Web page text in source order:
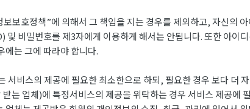
보호정책”에 의해서 그 책임을 지는 경우를 제외하고, 자신의
비밀번호를 제3자에게 이용하게 해서는 안됩니다. 또한 아이
에는 그에 따라야 합니다.
서비스의 제공에 필요한 최소한으로 하되, 필요한 경우 보다 더
는 업체)에 특정서비스의 제공을 위탁하는 경우 서비스 제공에